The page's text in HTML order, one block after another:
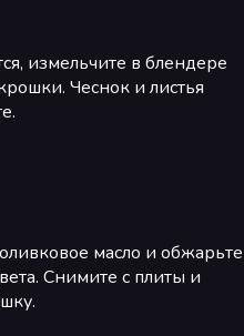
измельчите в блендере
Чеснок и листья
масло и обжарьте
Снимите с плиты и